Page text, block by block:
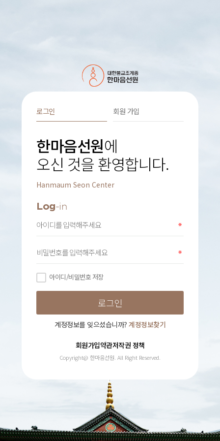
로그인 회원 가입
한마음선원에
오신 것을 환영합니다.
Hanmaum Seon Center
Log-in
아이디/비밀번호 저장
계정정보를 잊으셨습니까? 계정정보찾기
회원가입약관저작권 정책
Copyright@ 한마음선원. All Right Reserved.